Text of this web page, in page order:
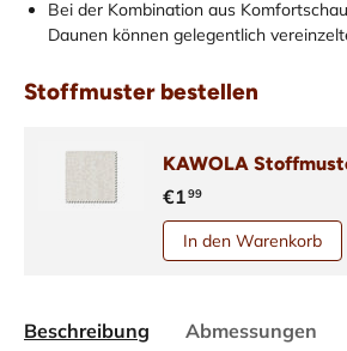
Bei der Kombination aus
Daunen können gelegentlich
Stoffmuster bestellen
KAWOLA
€199
In den Warenkorb
Beschreibung Abmessungen